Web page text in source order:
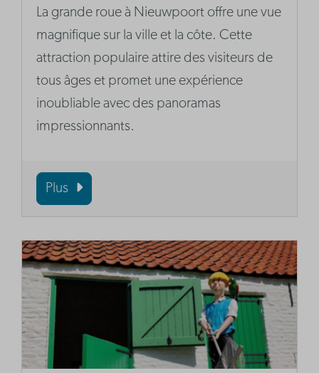
La grande roue à Nieuwpoort offre une vue
magnifique sur la ville et la côte. Cette
attraction populaire attire des visiteurs de
tous âges et promet une expérience
inoubliable avec des panoramas
impressionnants.
Plus